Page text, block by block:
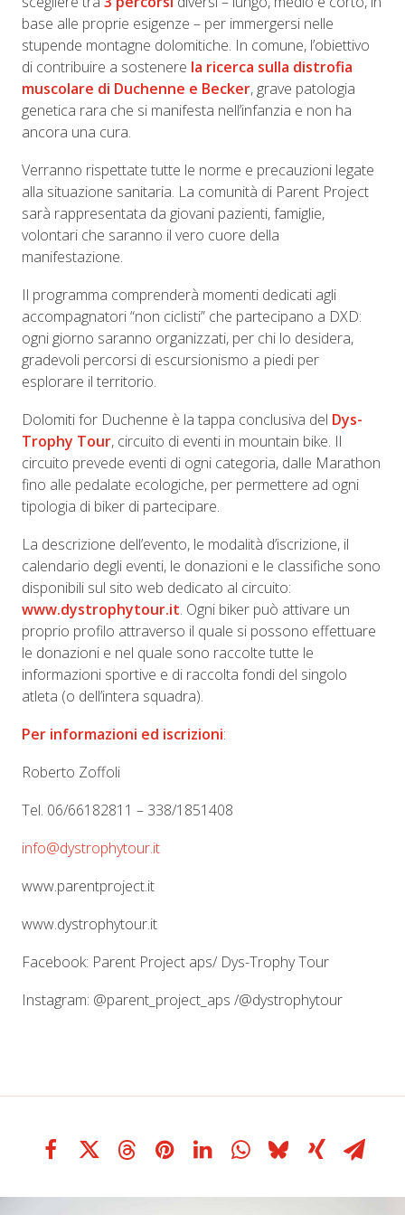
base alle proprie esigenze – per immergersi nelle
stupende montagne dolomitiche. In comune, l’obiettivo
di contribuire a sostenere la ricerca sulla distrofia
muscolare di Duchenne e Becker, grave patologia
genetica rara che si manifesta nell’infanzia e non ha
ancora una cura.
Verranno rispettate tutte le norme e precauzioni legate
alla situazione sanitaria. La comunità di Parent Project
sarà rappresentata da giovani pazienti, famiglie,
volontari che saranno il vero cuore della
manifestazione.
Il programma comprenderà momenti dedicati agli
accompagnatori “non ciclisti” che partecipano a DXD:
ogni giorno saranno organizzati, per chi lo desidera,
gradevoli percorsi di escursionismo a piedi per
esplorare il territorio.
Dolomiti for Duchenne è la tappa conclusiva del Dys-
Trophy Tour, circuito di eventi in mountain bike. Il
circuito prevede eventi di ogni categoria, dalle Marathon
fino alle pedalate ecologiche, per permettere ad ogni
tipologia di biker di partecipare.
La descrizione dell’evento, le modalità d’iscrizione, il
calendario degli eventi, le donazioni e le classifiche sono
disponibili sul sito web dedicato al circuito:
www.dystrophytour.it. Ogni biker può attivare un
proprio profilo attraverso il quale si possono effettuare
le donazioni e nel quale sono raccolte tutte le
informazioni sportive e di raccolta fondi del singolo
atleta (o dell’intera squadra).
Per informazioni ed iscrizioni:
Roberto Zoffoli
Tel. 06/66182811 – 338/1851408
info@dystrophytour.it
www.parentproject.it
www.dystrophytour.it
Facebook: Parent Project aps/ Dys-Trophy Tour
Instagram: @parent_project_aps /@dystrophytour